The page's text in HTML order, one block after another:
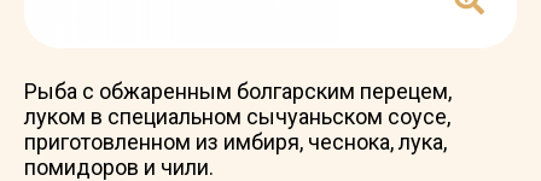
Рыба с обжаренным болгарским перецем,
луком в специальном сычуаньском соусе,
приготовленном из имбиря, чеснока, лука,
помидоров и чили.